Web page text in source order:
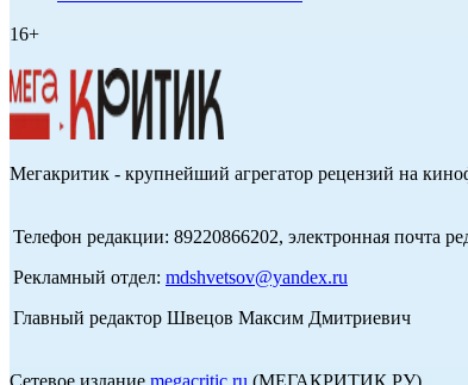
16+
Мегакритик - крупнейший агрегатор рецензий на
Телефон редакции: 89220866202, электронная почта
Рекламный отдел: mdshvetsov@yandex.ru
Главный редактор Швецов Максим Дмитриевич